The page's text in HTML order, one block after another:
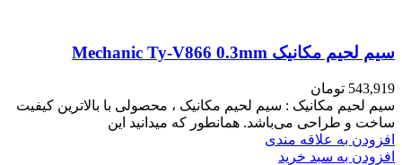
سیم لحیم مکانیک Mechanic Ty-V866 0.3mm
543,919 تومان
سیم لحیم مکانیک : سیم لحیم مکانیک ، محصولی با بالاترین کیفیت
ساخت و طراحی می‌باشد. همانطور که میدانید این
افزودن به علاقه مندی
افزودن به سبد خرید